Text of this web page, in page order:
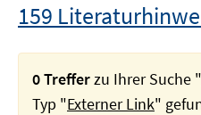
159
0 Trefferzu Ihrer Suche "
Typ "Externer Link"